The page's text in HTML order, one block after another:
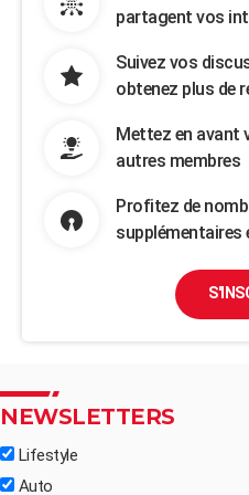
partagent vos
Suivez vos
obtenez plus de
Mettez en avant
autres membres
Profitez de
supplémentaires
NEWSLETTERS
Lifestyle
Auto